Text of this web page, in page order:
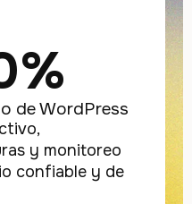
de WordPress
y monitoreo
confiable y de